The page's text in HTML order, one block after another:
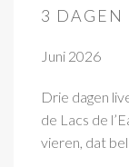
3 DAGEN
Juni 2026
Drie dagen
de Lacs de
vieren, dat